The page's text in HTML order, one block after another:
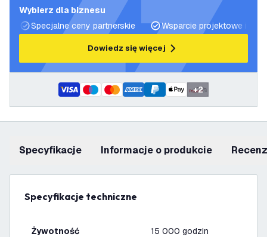
Wybierz dla biznesu
Specjalne ceny partnerskie
Wsparcie projektowe i
Dowiedz się więcej
+2
Specyfikacje informacje o produkcie
Specyfikacje techniczne
Żywotność 15 000 godzin